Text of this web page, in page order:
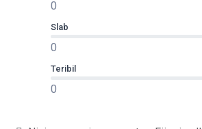
0
Slab
0
Teribil
0